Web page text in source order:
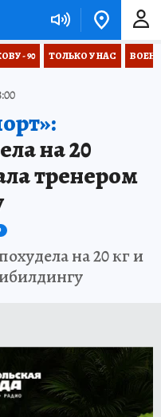
- 90 ТОЛЬКО У НАС
на 20
тренером
на 20 кг и